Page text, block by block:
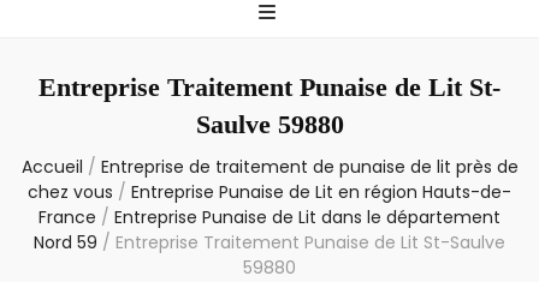
– Info
Entreprise Traitement Punaise de Lit St-
Saulve 59880
Accueil / Entreprise de traitement de punaise de lit près de
chez vous / Entreprise Punaise de Lit en région Hauts-de-
France / Entreprise Punaise de Lit dans le département
Nord 59 / Entreprise Traitement Punaise de Lit St-Saulve
59880